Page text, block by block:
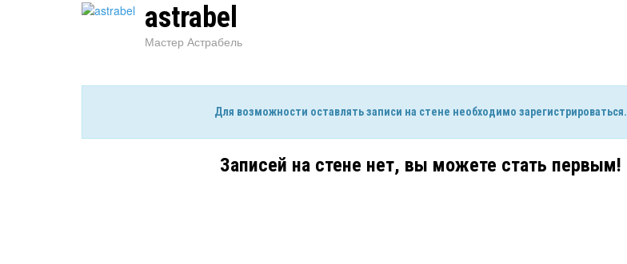
astrabel
Мастер Астрабель
Для возможности оставлять записи на стене необходимо зарегистрироваться.
Записей на стене нет, вы можете стать первым!